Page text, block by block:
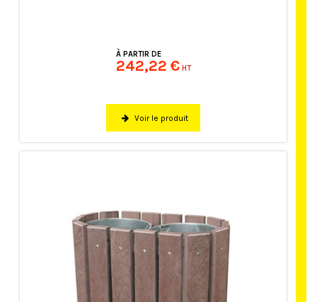
À PARTIR DE
242,22 € HT
Voir le produit